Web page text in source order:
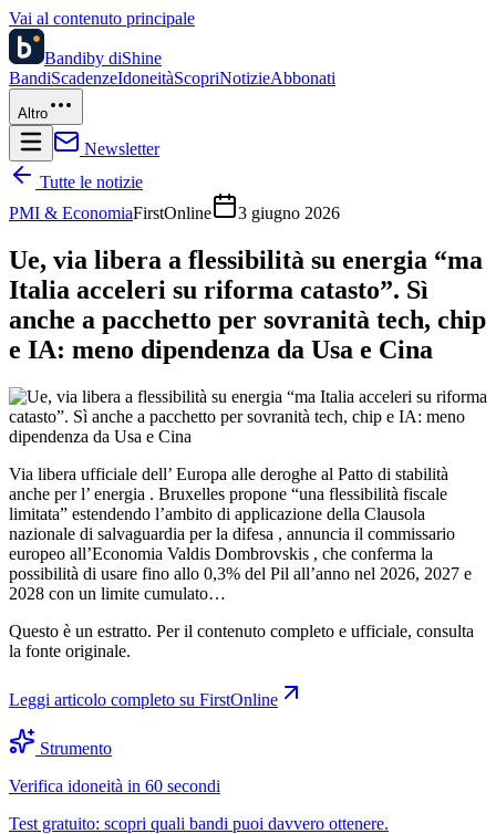
Vai al contenuto principale
Bandiby diShine
BandiScadenzeIdoneitàScopriNotizieAbbonati
Altro
Newsletter
Tutte le notizie
PMI & EconomiaFirstOnline 3 giugno 2026
Ue, via libera a flessibilità su energia “ma
Italia acceleri su riforma catasto”. Sì
anche a pacchetto per sovranità tech, chip
e IA: meno dipendenza da Usa e Cina
Via libera ufficiale dell’ Europa alle deroghe al Patto di stabilità
anche per l’ energia . Bruxelles propone “una flessibilità fiscale
limitata” estendendo l’ambito di applicazione della Clausola
nazionale di salvaguardia per la difesa , annuncia il commissario
europeo all’Economia Valdis Dombrovskis , che conferma la
possibilità di usare fino allo 0,3% del Pil all’anno nel 2026, 2027 e
2028 con un limite cumulato…
Questo è un estratto. Per il contenuto completo e ufficiale, consulta
la fonte originale.
Leggi articolo completo su FirstOnline
Strumento
Verifica idoneità in 60 secondi
Test gratuito: scopri quali bandi puoi davvero ottenere.